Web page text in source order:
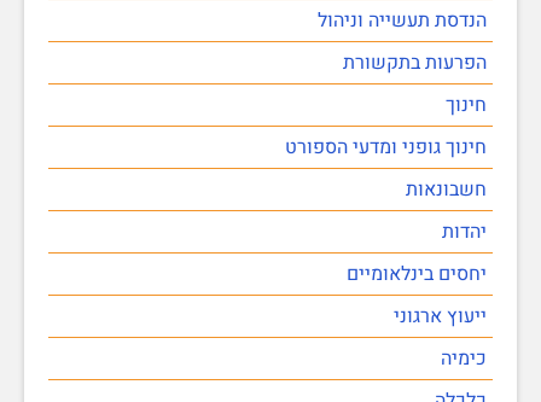
הנדסת תעשייה וניהול
הפרעות בתקשורת
חינוך
חינוך גופני ומדעי הספורט
חשבונאות
יהדות
יחסים בינלאומיים
ייעוץ ארגוני
כימיה